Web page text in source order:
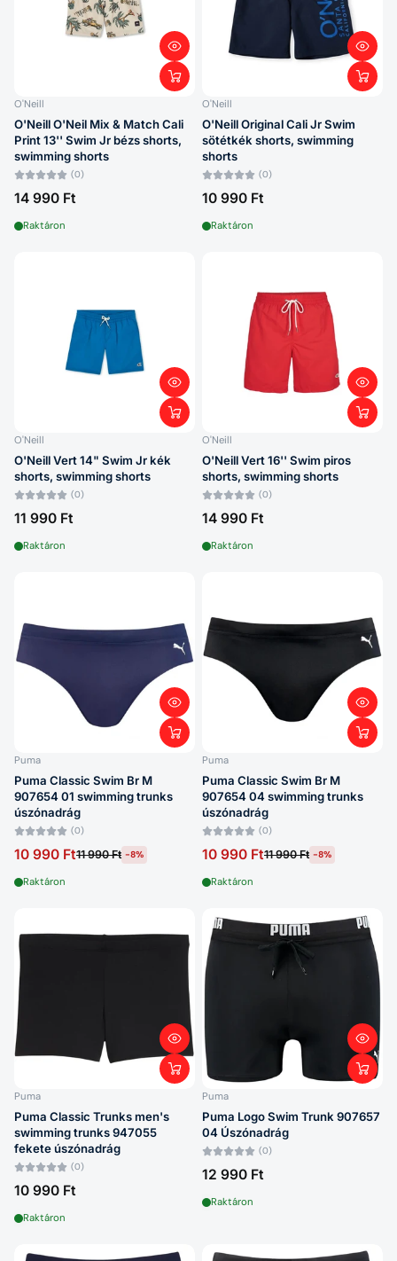
O'Neill
O'Neill O'Neil Mix & Match Cali
Print 13'' Swim Jr bézs shorts,
swimming shorts
(0)
14 990 Ft
Raktáron
O'Neill
O'Neill Original Cali Jr Swim
sötétkék shorts, swimming
shorts
(0)
10 990 Ft
Raktáron
O'Neill
O'Neill Vert 14" Swim Jr kék
shorts, swimming shorts
(0)
11 990 Ft
Raktáron
O'Neill
O'Neill Vert 16'' Swim piros
shorts, swimming shorts
(0)
14 990 Ft
Raktáron
Puma
Puma Classic Swim Br M
907654 01 swimming trunks
úszónadrág
(0)
10 990 Ft11 990 Ft -8%
Raktáron
Puma
Puma Classic Swim Br M
907654 04 swimming trunks
úszónadrág
(0)
10 990 Ft11 990 Ft -8%
Raktáron
Puma
Puma Classic Trunks men's
swimming trunks 947055
fekete úszónadrág
(0)
10 990 Ft
Raktáron
Puma
Puma Logo Swim Trunk 907657
04 Úszónadrág
(0)
12 990 Ft
Raktáron